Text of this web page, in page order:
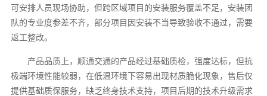
可安排人员现场协助，但跨区域项目的安装服务覆盖不足，安装团
队的专业度参差不齐，部分项目因安装不当导致验收不通过，需要
返工整改。
产品品质上，顺通交通的产品经过基础质检，强度达标，但抗
极端环境性能较弱，在低温环境下容易出现材质脆化现象，售后仅
提供基础质保服务，缺乏终身技术支持，项目后期的技术升级需求